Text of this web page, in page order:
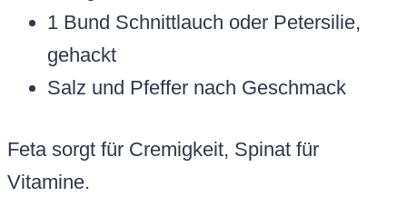
1 Bund Schnittlauch oder Petersilie,
gehackt
Salz und Pfeffer nach Geschmack
Feta sorgt für Cremigkeit, Spinat für
Vitamine.